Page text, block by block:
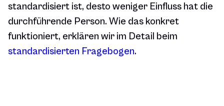
standardisiert ist, desto weniger Einfluss hat die
durchführende Person. Wie das konkret
funktioniert, erklären wir im Detail beim
standardisierten Fragebogen.